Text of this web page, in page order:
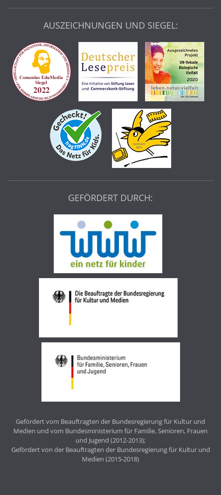
AUSZEICHNUNGEN UND SIEGEL:
GEFÖRDERT DURCH:
Gefördert vom Beauftragten der Bundesregierung für Kultur und
Medien und vom Bundesministerium für Familie, Senioren, Frauen
und Jugend (2012-2013);
Gefördert von der Beauftragten der Bundesregierung für Kultur und
Medien (2015-2018)